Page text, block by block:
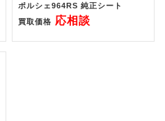
ポルシェ964RS 純正シート
買取価格 応相談